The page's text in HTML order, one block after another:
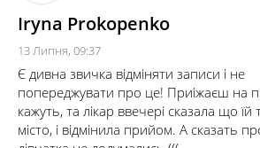
Iryna Prokopenko
13 Липня, 09:37
Є дивна звичка відміняти записи і не
попереджувати про це! Приіжаєш на
кажуть, та лікар ввечері сказала що їй
місто, і відмінила прийом. А сказать